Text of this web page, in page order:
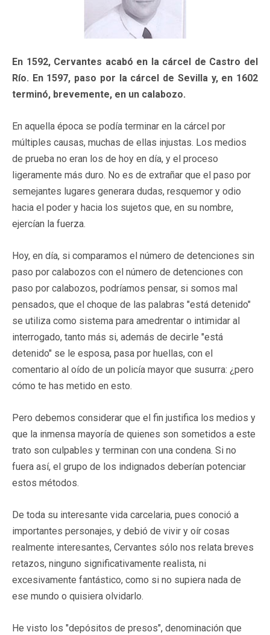
En 1592, Cervantes acabó en la cárcel de Castro del
Río. En 1597, paso por la cárcel de Sevilla y, en 1602
terminó, brevemente, en un calabozo.
En aquella época se podía terminar en la cárcel por
múltiples causas, muchas de ellas injustas. Los medios
de prueba no eran los de hoy en día, y el proceso
ligeramente más duro. No es de extrañar que el paso por
semejantes lugares generara dudas, resquemor y odio
hacia el poder y hacia los sujetos que, en su nombre,
ejercían la fuerza.
Hoy, en día, si comparamos el número de detenciones sin
paso por calabozos con el número de detenciones con
paso por calabozos, podríamos pensar, si somos mal
pensados, que el choque de las palabras "está detenido"
se utiliza como sistema para amedrentar o intimidar al
interrogado, tanto más si, además de decirle "está
detenido" se le esposa, pasa por huellas, con el
comentario al oído de un policía mayor que susurra: ¿pero
cómo te has metido en esto.
Pero debemos considerar que el fin justifica los medios y
que la inmensa mayoría de quienes son sometidos a este
trato son culpables y terminan con una condena. Si no
fuera así, el grupo de los indignados deberían potenciar
estos métodos.
De toda su interesante vida carcelaria, pues conoció a
importantes personajes, y debió de vivir y oír cosas
realmente interesantes, Cervantes sólo nos relata breves
retazos, ninguno significativamente realista, ni
excesivamente fantástico, como si no supiera nada de
ese mundo o quisiera olvidarlo.
He visto los "depósitos de presos", denominación que